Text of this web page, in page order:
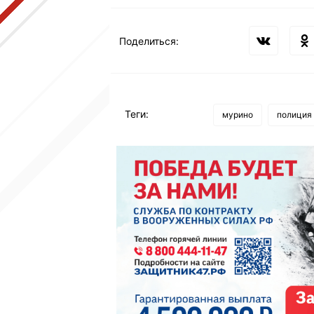
Поделиться:
Теги: мурино полиция